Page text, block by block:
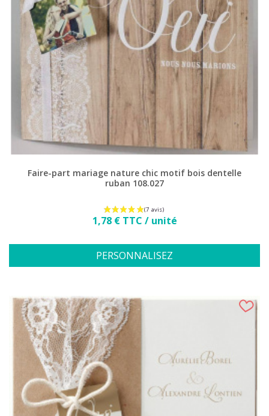
Faire-part mariage nature chic motif bois dentelle
ruban 108.027
Prix
1,78 € TTC / unité
PERSONNALISEZ